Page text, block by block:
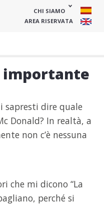
CHI SIAMO
AREA RISERVATA
importante
sapresti dire quale
Donald? In realtà, a
non c’è nessuna
che mi dicono “La
perché si